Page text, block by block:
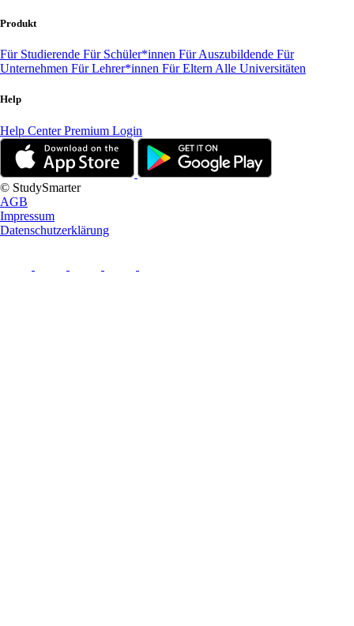
Produkt
Für Studierende Für Schüler*innen Für Auszubildende Für
Unternehmen Für Lehrer*innen Für Eltern Alle Universitäten
Help
Help CenterPremium Login
© StudySmarter
AGB
Impressum
Datenschutzerklärung